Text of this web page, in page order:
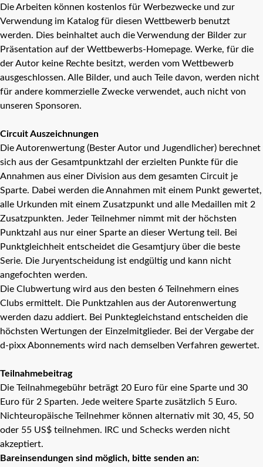
Die Arbeiten können kostenlos für Werbezwecke und zur
Verwendung im Katalog für diesen Wettbewerb benutzt
werden. Dies beinhaltet auch die Verwendung der Bilder zur
Präsentation auf der Wettbewerbs-Homepage. Werke, für die
der Autor keine Rechte besitzt, werden vom Wettbewerb
ausgeschlossen. Alle Bilder, und auch Teile davon, werden nicht
für andere kommerzielle Zwecke verwendet, auch nicht von
unseren Sponsoren.
Circuit Auszeichnungen
Die Autorenwertung (Bester Autor und Jugendlicher) berechnet
sich aus der Gesamtpunktzahl der erzielten Punkte für die
Annahmen aus einer Division aus dem gesamten Circuit je
Sparte. Dabei werden die Annahmen mit einem Punkt gewertet,
alle Urkunden mit einem Zusatzpunkt und alle Medaillen mit 2
Zusatzpunkten. Jeder Teilnehmer nimmt mit der höchsten
Punktzahl aus nur einer Sparte an dieser Wertung teil. Bei
Punktgleichheit entscheidet die Gesamtjury über die beste
Serie. Die Juryentscheidung ist endgültig und kann nicht
angefochten werden.
Die Clubwertung wird aus den besten 6 Teilnehmern eines
Clubs ermittelt. Die Punktzahlen aus der Autorenwertung
werden dazu addiert. Bei Punktegleichstand entscheiden die
höchsten Wertungen der Einzelmitglieder. Bei der Vergabe der
d-pixx Abonnements wird nach demselben Verfahren gewertet.
Teilnahmebeitrag
Die Teilnahmegebühr beträgt 20 Euro für eine Sparte und 30
Euro für 2 Sparten. Jede weitere Sparte zusätzlich 5 Euro.
Nichteuropäische Teilnehmer können alternativ mit 30, 45, 50
oder 55 US$ teilnehmen. IRC und Schecks werden nicht
akzeptiert.
Bareinsendungen sind möglich, bitte senden an: